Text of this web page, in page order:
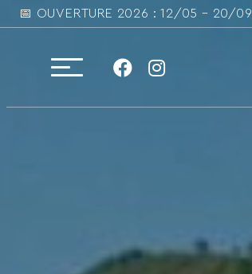
📅 OUVERTURE 2026 : 12/05 – 20/09